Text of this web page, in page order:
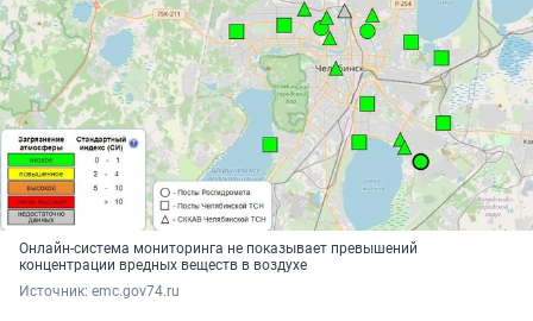
Онлайн-система мониторинга не показывает превышений
концентрации вредных веществ в воздухе
Источник: emc.gov74.ru